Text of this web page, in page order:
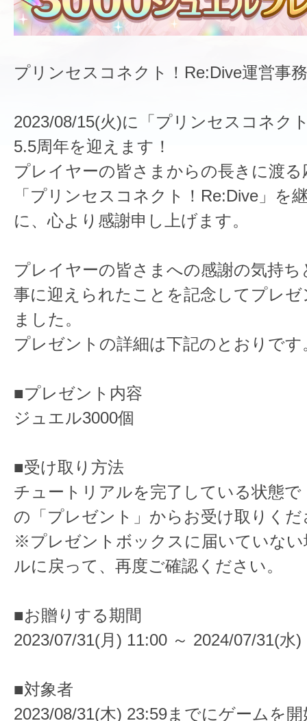
プリンセスコネクト！Re:Dive運営事
2023/08/15(火)に「プリンセスコネク
5.5周年を迎えます！
プレイヤーの皆さまからの長きに渡
「プリンセスコネクト！Re:Dive」を
に、心より感謝申し上げます。
プレイヤーの皆さまへの感謝の気持ち
事に迎えられたことを記念してプレ
ました。
プレゼントの詳細は下記のとおりです
■プレゼント内容
ジュエル3000個
■受け取り方法
チュートリアルを完了している状態
の「プレゼント」からお受け取りくだ
※プレゼントボックスに届いていない
ルに戻って、再度ご確認ください。
■お贈りする期間
2023/07/31(月) 11:00 ～ 2024/07/31(水)
■対象者
2023/08/31(木) 23:59までにゲームを